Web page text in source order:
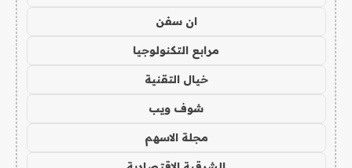
ان سفن
مرابع التكنولوجيا
خيال التقنية
شوف ويب
مجلة الاسهم